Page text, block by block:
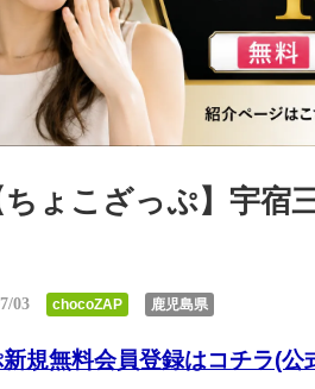
ょこざっぷ】宇宿
03 chocoZAP 鹿児島県
規無料会員登録はコチラ(公